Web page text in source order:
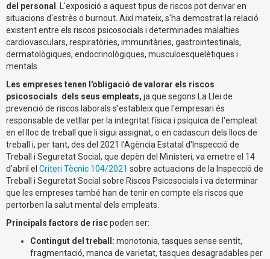
del personal
. L'exposició a aquest tipus de riscos pot derivar en
situacions d'estrès o burnout. Així mateix, s'ha demostrat la relació
existent entre els riscos psicosocials i determinades malalties
cardiovasculars, respiratòries, immunitàries, gastrointestinals,
dermatològiques, endocrinològiques, musculoesquelètiques i
mentals.
Les empreses tenen l'obligació de valorar els riscos
psicosocials dels seus empleats, ja que segons La Llei de
prevenció de riscos laborals s'estableix que l'empresari és
responsable de vetllar per la integritat física i psíquica de l'empleat
en el lloc de treball que li sigui assignat, o en cadascun dels llocs de
treball i, per tant, des del 2021 l'Agència Estatal d'Inspecció de
Treball i Seguretat Social, que depèn del Ministeri, va emetre el 14
d'abril el Criteri Tècnic 104/2021 sobre actuacions de la Inspecció de
Treball i Seguretat Social sobre Riscos Psicosocials i va determinar
que les empreses també han de tenir en compte els riscos que
pertorben la salut mental dels empleats.
Principals factors de riscpoden ser:
Contingut del treball: monotonia, tasques sense sentit,
fragmentació, manca de varietat, tasques desagradables per